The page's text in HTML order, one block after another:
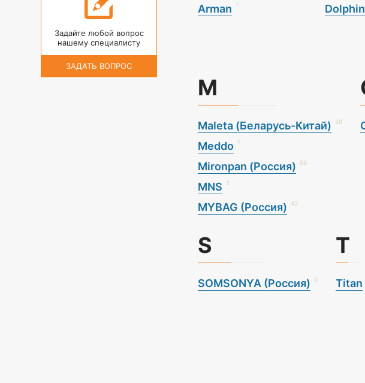
Задайте любой вопрос
нашему специалисту
ЗАДАТЬ ВОПРОС
Arman 1 Dolphin
M
Maleta (Беларусь-Китай) 28
Meddo 1
Mironpan (Россия) 56
MNS 2
MYBAG (Россия) 42
S
SOMSONYA (Россия) 0
T
Titan